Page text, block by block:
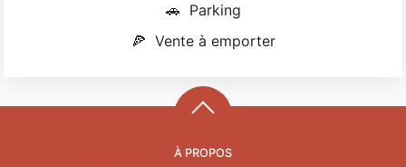
🚗 Parking
🍕 Vente à emporter
À PROPOS